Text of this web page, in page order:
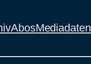
AbosMediadaten